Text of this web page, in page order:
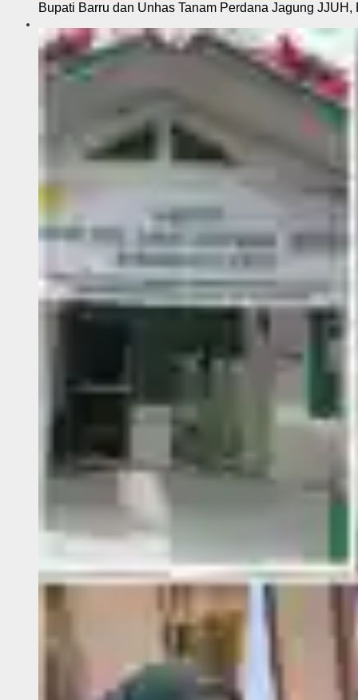
Bupati Barru dan Unhas Tanam Perdana Jagung